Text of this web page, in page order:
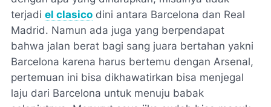
terjadi el clasico dini antara Barcelona dan Real
Madrid. Namun ada juga yang berpendapat
bahwa jalan berat bagi sang juara bertahan yakni
Barcelona karena harus bertemu dengan Arsenal,
pertemuan ini bisa dikhawatirkan bisa menjegal
laju dari Barcelona untuk menuju babak